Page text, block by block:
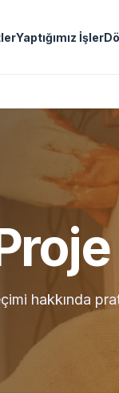
Yaptığımız İşler
hakkında